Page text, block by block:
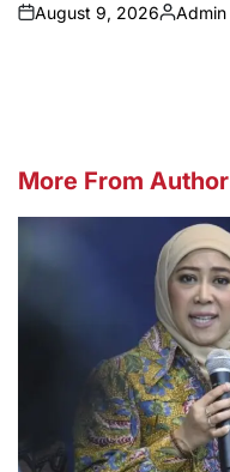
on
August 9, 2026
Posted
Admin
More From Author